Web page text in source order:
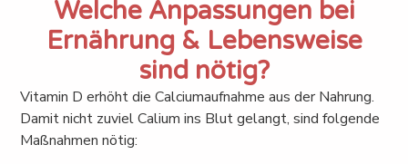
Welche Anpassungen bei
Ernährung & Lebensweise
sind nötig?
Vitamin D erhöht die Calciumaufnahme aus der Nahrung.
Damit nicht zuviel Calium ins Blut gelangt, sind folgende
Maßnahmen nötig: